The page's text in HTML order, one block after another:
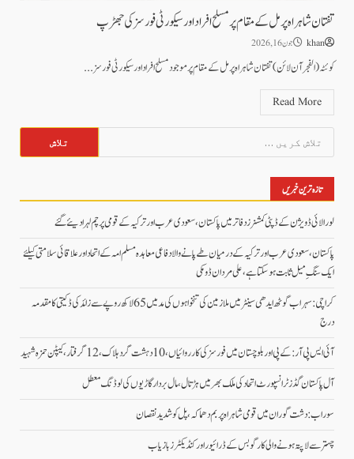
تفتان شاہراہ پر مل کے مقام پر مسلح افراد اور سیکورٹی فورسز کی جھڑپ
khan جون 16, 2026
کوئٹہ ( الفجرآن لائن) تفتان شاہراہ پر مل کے مقام پر موجود مسلح افراد اور سیکورٹی فورسز...
Read More
کریں
برائے:
تازہ ترین خبریں
لورالائی ڈویژن کے ڈپٹی کمشنرز دفاتر میں پاکستان، سعودی عرب اور ترکیہ کے قومی پرچم لہرا دیئے گئے
پاکستان، سعودی عرب اور ترکیہ کے درمیان طے پانے والا دفاعی معاہدہ مسلم امہ کے اتحاد اور علاقائی سلامتی کیلئے
ایک سنگِ میل ثابت ہو سکتا ہے، علی مردان ڈومکی
کراچی: سہراب گوٹھ ایدھی سینٹر میں ملازمین کی تنخواہوں کی مد میں 65 لاکھ روپے سے زائد کی ڈکیتی کا مقدمہ
درج
آئی ایس پی آر: کے پی اور بلوچستان میں فورسز کی کارروائیاں، 10 دہشت گرد ہلاک، 12 گرفتار، کیپٹن حمزہ شہید
آل پاکستان گڈز ٹرانسپورٹ اتحاد کی ملک بھر میں ہڑتال،مال بردار گاڑیوں کی لوڈنگ معطل
سوراب: دشت گوران میں قومی شاہراہ پر بم دھماکہ، پل کو شدید نقصان
چہتر سے لاپتہ ہونے والی کارگو بس کے ڈرائیور اور کنڈیکٹرز بازیاب